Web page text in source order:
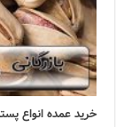
خرید عمده انواع